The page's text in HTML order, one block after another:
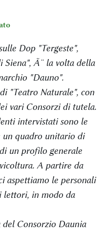
Dop "Tergeste",
Siena", Ã¨ la volta della
"Dauno".
"Teatro Naturale", con
vari Consorzi di tutela.
intervistati sono le
un quadro unitario di
un profilo generale
A partire da
aspettiamo le personali
lettori, in modo da
Consorzio Daunia